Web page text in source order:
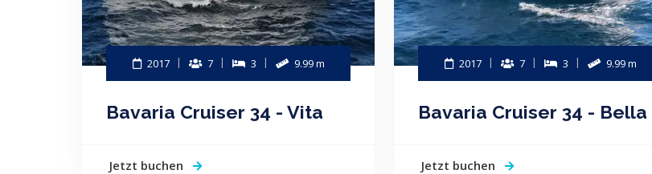
2017 7 3 9.99 m
Bavaria Cruiser 34 - Vita
Jetzt buchen
2017 7 3 9.99 m
Bavaria Cruiser 34 - Bella
Jetzt buchen